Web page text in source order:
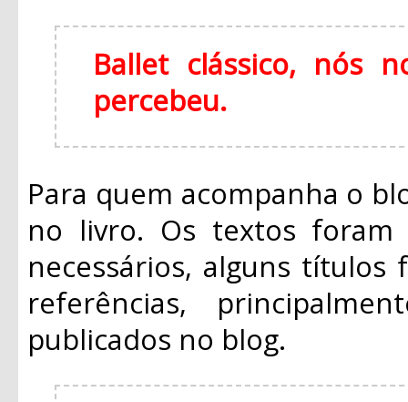
Ballet clássico, nós
percebeu.
Para quem acompanha o
no livro. Os textos foram
necessários, alguns
referências,
publicados no blog.